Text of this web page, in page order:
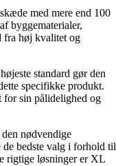
med mere end 100
byggematerialer,
fra høj kvalitet og
standard gør den
specifikke produkt.
for sin pålidelighed og
nødvendige
bedste valg i forhold til
rigtige løsninger er XL